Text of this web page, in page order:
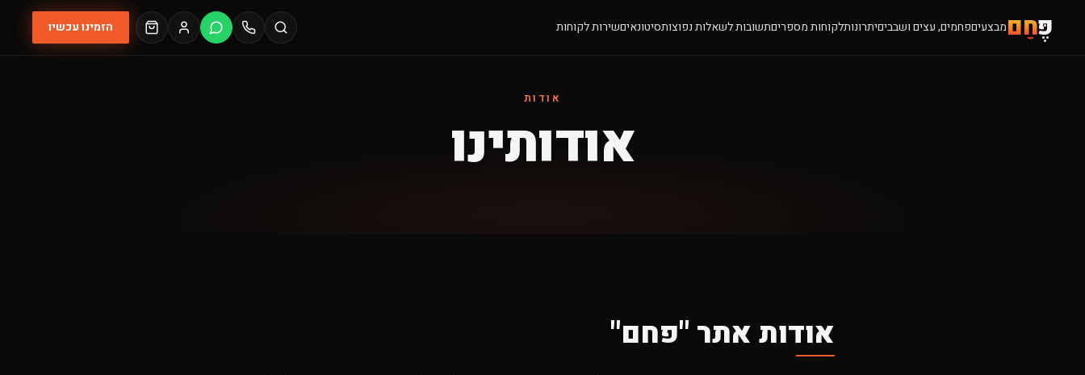
פֶּחָםמבצעיםפחמים, עצים ושבביםיתרונותלקוחות מספריםתשובות לשאלות נפוצותסיטונאיםשירות לקוחות הזמינו עכשיו
אודות
אודותינו
אודות אתר "פחם"